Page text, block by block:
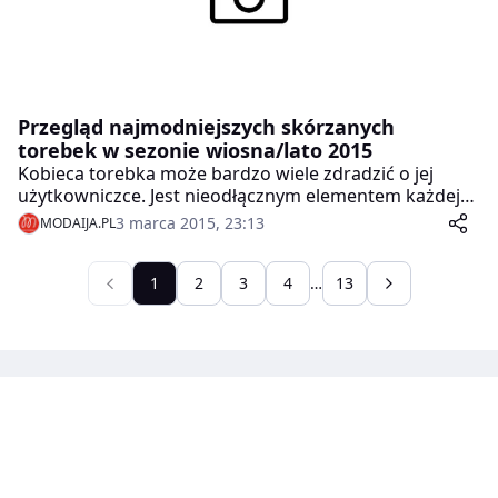
Przegląd najmodniejszych skórzanych
torebek w sezonie wiosna/lato 2015
Kobieca torebka może bardzo wiele zdradzić o jej
użytkowniczce. Jest nieodłącznym elementem każdej
damskiej stylizacji, bo przyznajmy sobie szczerze,
która z pań potrafi wyjść z domu nie zakładając na
ramię swojej ulubionej torebki? Nie mniej jednak, w
swojej garderobie nie warto poprzestawać na jednym
MODAIJA.PL3 marca 2015, 23:13
1 2 3 4 … 13